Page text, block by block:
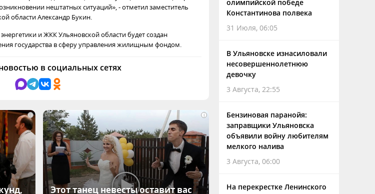
нештатных ситуаций», - отметил заместитель
области Александр Букин.
и ЖКК Ульяновской области будет создан
государства в сферу управления жилищным фондом.
в социальных сетях
i i
Этот танец невесты оставит вас
олимпийской победе
Константинова полвека
31 Июля, 06:05
В Ульяновске изнасиловали
несовершеннолетнюю
девочку
3 Августа, 22:55
Бензиновая паранойя:
заправщики Ульяновска
объявили войну любителям
мелкого налива
3 Августа, 06:00
На перекрестке Ленинского